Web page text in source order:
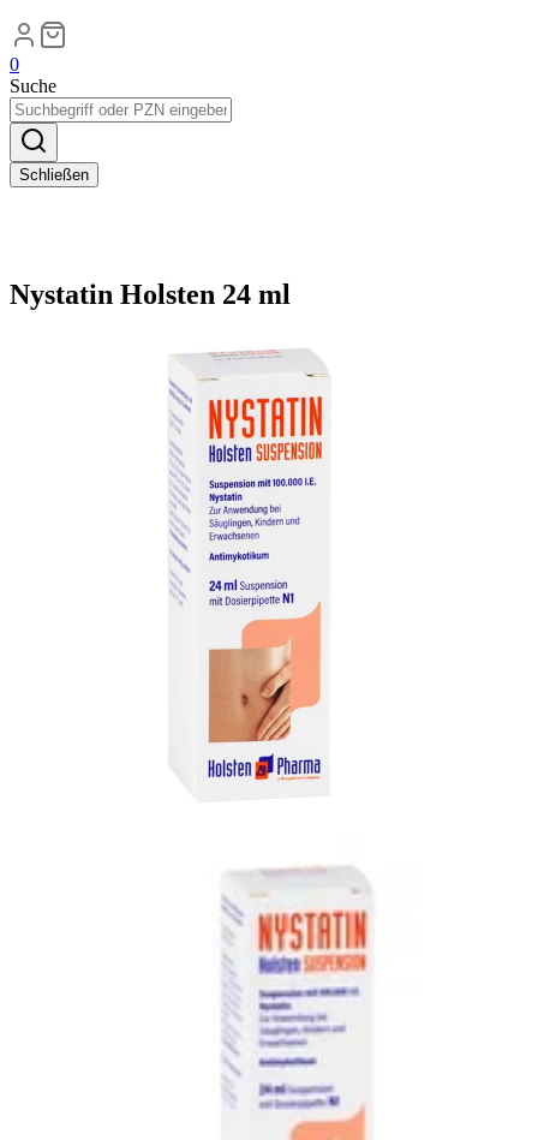
0
Suche
Schließen
Nystatin Holsten 24 ml